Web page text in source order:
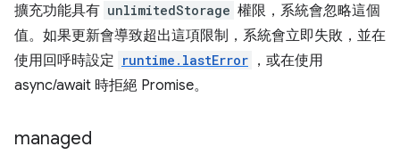
擴充功能具有 unlimitedStorage 權限，系統會忽略這個
值。如果更新會導致超出這項限制，系統會立即失敗，並在
使用回呼時設定 runtime.lastError ，或在使用
async/await 時拒絕 Promise。
managed